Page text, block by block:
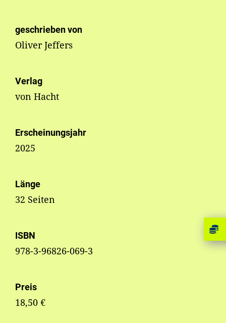
geschrieben von
Oliver Jeffers
Verlag
von Hacht
Erscheinungsjahr
2025
Länge
32 Seiten
ISBN
978-3-96826-069-3
Preis
18,50 €